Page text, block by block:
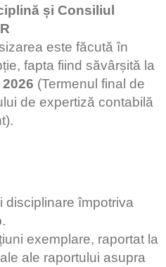
și Consiliul
este făcută în
fapta fiind săvârșită la
(Termenul final de
de expertiză contabilă
disciplinare împotriva
.
exemplare, raportat la
ale raportului asupra